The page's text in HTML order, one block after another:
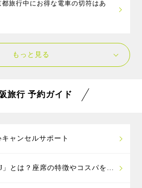
ーサル・スタジオ・ジャパンなど
ジオ・ジャパンですが、関西には
ポットがたくさんあります。
ンター大阪など天候に左右されず
きのお子様には、京都嵐山にある
都旅行中にお得な電車の切符はあ
、大阪メトロ・大阪シティバスが
阪城など約40ヶ所の人気施設が無
神１day パス」がお得です。
場合は、南海電車の特急ラピート
もっと見る
旅行 予約ガイド
ャンセルサポート
」とは？座席の特徴やコスパを解